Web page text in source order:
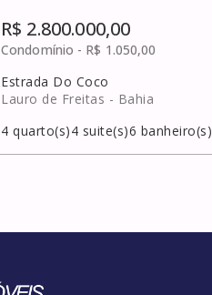
R$ 2.800.000,00
Condomínio - R$ 1.050,00
Estrada Do Coco
Lauro de Freitas - Bahia
4 quarto(s)4 suite(s)6 banheiro(s)